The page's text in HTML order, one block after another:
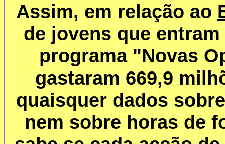
Assim, em relação ao
de jovens que
programa "Novas
gastaram 669,9
quaisquer dados
nem sobre horas de